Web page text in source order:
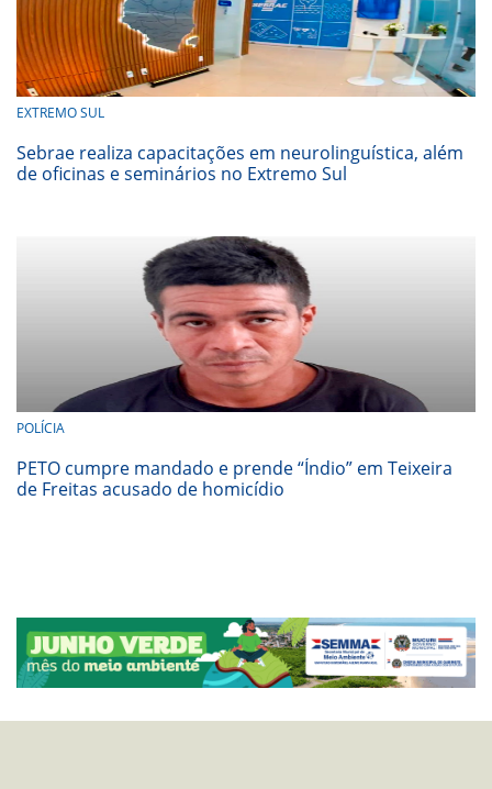
EXTREMO SUL
Sebrae realiza capacitações em neurolinguística, além
de oficinas e seminários no Extremo Sul
POLÍCIA
PETO cumpre mandado e prende “Índio” em Teixeira
de Freitas acusado de homicídio